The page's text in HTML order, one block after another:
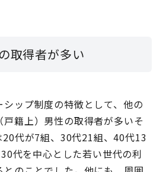
取得者が多い
ップ制度の特徴として、他の
戸籍上）男性の取得者が多いそ
20代が7組、30代21組、40代13
代を中心とした若い世代の利